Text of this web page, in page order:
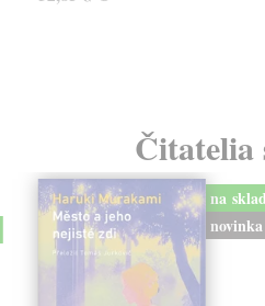
Čitatelia
na
novinka